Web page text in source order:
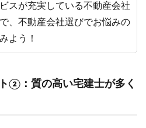
スが充実している不動産会社
、不動産会社選びでお悩みの
よう！
②：質の高い宅建士が多く